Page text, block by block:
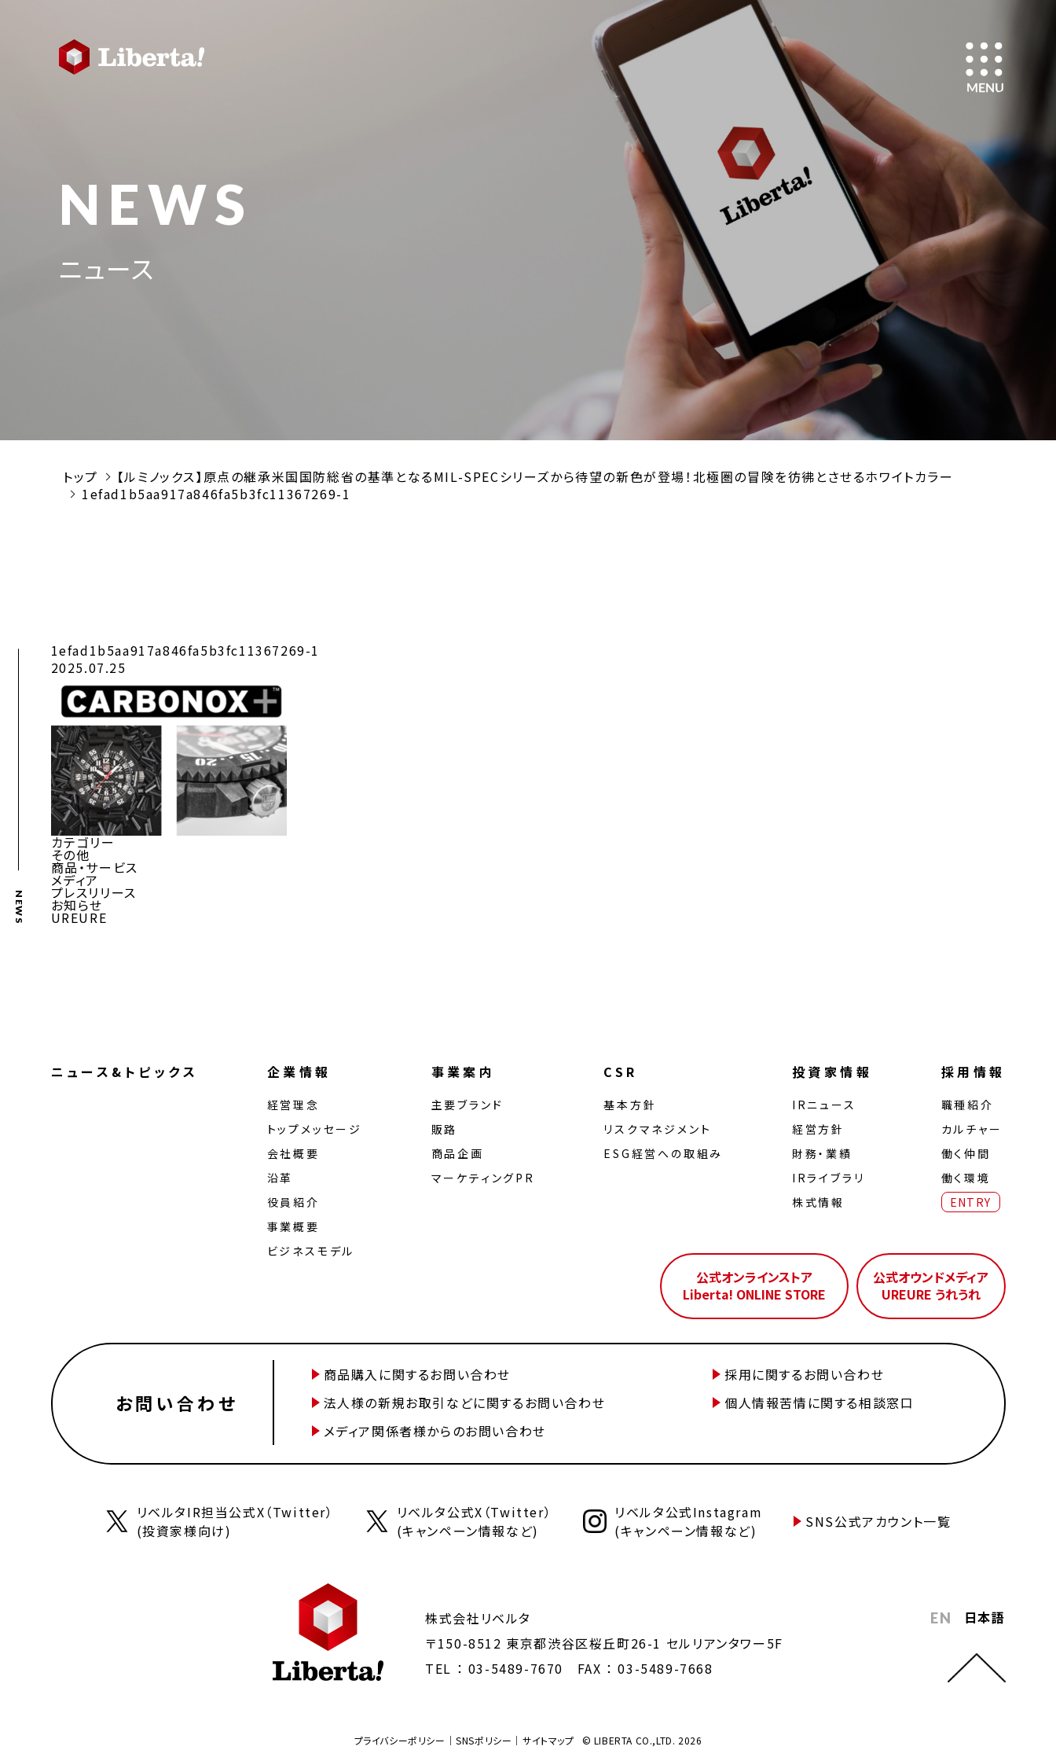
NEWS
ニュース
トップ
【ルミノックス】原点の継承米国国防総省の基準となるMIL-SPECシリーズから待望の新色が登場！北極圏の冒険を彷彿とさせるホワイトカラー
1efad1b5aa917a846fa5b3fc11367269-1
NEWS
1efad1b5aa917a846fa5b3fc11367269-1
2025.07.25
カテゴリー
その他
商品・サービス
メディア
プレスリリース
お知らせ
UREURE
ニュース&トピックス 企業情報
経営理念
トップメッセージ
会社概要
沿革
役員紹介
事業概要
ビジネスモデル
事業案内
主要ブランド
販路
商品企画
マーケティングPR
CSR
基本方針
リスクマネジメント
ESG経営への取組み
投資家情報
IRニュース
経営⽅針
財務・業績
IRライブラリ
株式情報
採用情報
職種紹介
カルチャー
働く仲間
働く環境
ENTRY
公式オンラインストア
Liberta! ONLINE STORE
公式オウンドメディア
UREURE うれうれ
お問い合わせ
商品購入に関するお問い合わせ
採用に関するお問い合わせ
法人様の新規お取引などに関するお問い合わせ
個人情報苦情に関する相談窓口
メディア関係者様からのお問い合わせ
リベルタIR担当公式X（Twitter）
(投資家様向け)
リベルタ公式X（Twitter）
(キャンペーン情報など)
リベルタ公式Instagram
(キャンペーン情報など)
SNS公式アカウント一覧
EN 日本語
株式会社リベルタ
〒150-8512 東京都渋谷区桜丘町26-1 セルリアンタワー5F
TEL ： 03-5489-7670 FAX ： 03-5489-7668
プライバシーポリシー SNSポリシー サイトマップ © LIBERTA CO.,LTD. 2026